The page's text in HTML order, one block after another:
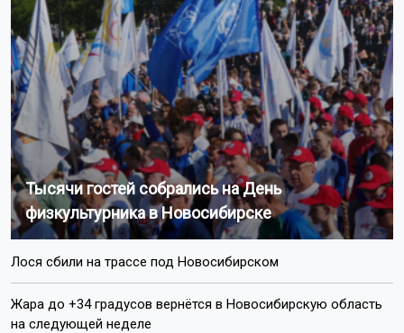
Тысячи гостей собрались на День
физкультурника в Новосибирске
Лося сбили на трассе под Новосибирском
Жара до +34 градусов вернётся в Новосибирскую область
на следующей неделе